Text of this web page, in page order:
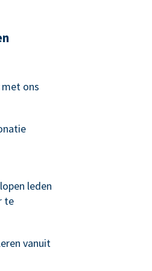
ons
leden
te
vanuit